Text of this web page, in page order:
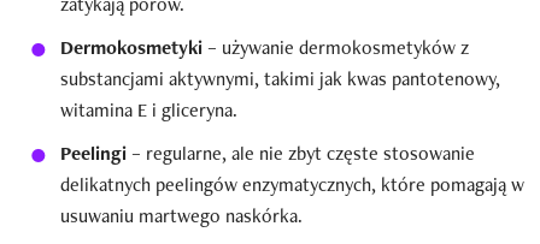
Dermokosmetyki – używanie dermokosmetyków z
substancjami aktywnymi, takimi jak kwas pantotenowy,
witamina E i gliceryna.
Peelingi – regularne, ale nie zbyt częste stosowanie
delikatnych peelingów enzymatycznych, które pomagają w
usuwaniu martwego naskórka.